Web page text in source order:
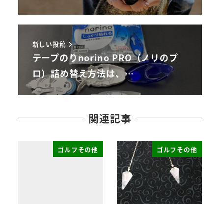
新しい投稿
テープのりnorino PRO（ノリのプ
ロ）詰め替え方法は、…
関連記事
ゴルフその他 ゴルフその他